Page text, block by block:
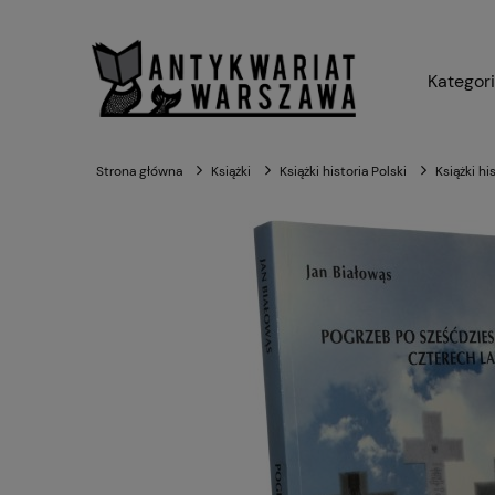
Strona główna Książki Książki historia Polski Książki